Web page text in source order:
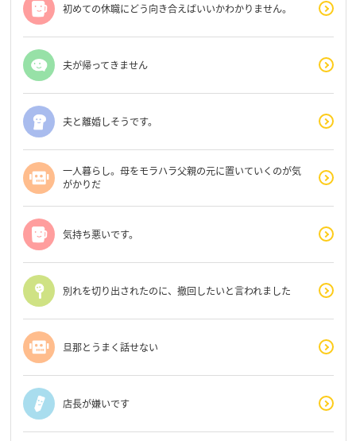
初めての休職にどう向き合えばいいかわかりません。
夫が帰ってきません
夫と離婚しそうです。
一人暮らし。母をモラハラ父親の元に置いていくのが気
がかりだ
気持ち悪いです。
別れを切り出されたのに、撤回したいと言われました
旦那とうまく話せない
店長が嫌いです